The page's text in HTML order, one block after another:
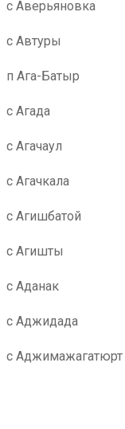
с Аверьяновка
с Автуры
п Ага-Батыр
с Агада
с Агачаул
с Агачкала
с Агишбатой
с Агишты
с Аданак
с Аджидада
с Аджимажагатюрт